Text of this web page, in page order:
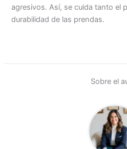
agresivos. Así, se cuida tanto el
durabilidad de las prendas.
Sobre el